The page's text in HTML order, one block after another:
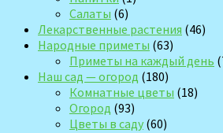
Салаты (6)
Лекарственные растения (46)
Народные приметы (63)
Приметы на каждый день
Наш сад — огород (180)
Комнатные цветы (18)
Огород (93)
Цветы в саду (60)